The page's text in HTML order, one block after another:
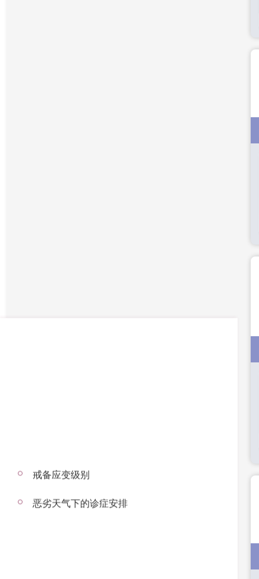
戒备应变级别
恶劣天气下的诊症安排